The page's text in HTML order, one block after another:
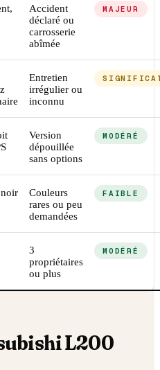
Accident
déclaré ou
carrosserie
abîmée
MAJEUR
Entretien
irrégulier ou
inconnu
Version
dépouillée
sans options
MODÉRÉ
Couleurs
rares ou peu
demandées
FAIBLE
3
propriétaires
ou plus
MODÉRÉ
L200